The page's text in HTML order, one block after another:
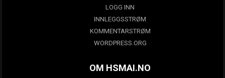
LOGG INN
INNLEGGSSTRØM
KOMMENTARSTRØM
WORDPRESS.ORG
OM HSMAI.NO